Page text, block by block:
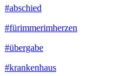
#abschied
#fürimmerimherzen
#übergabe
#krankenhaus